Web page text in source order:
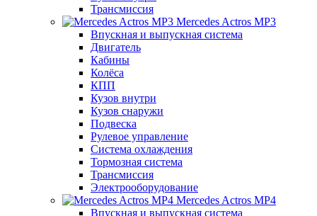
Трансмиссия
Mercedes Actros MP3
Впускная и выпускная система
Двигатель
Кабины
Колёса
КПП
Кузов внутри
Кузов снаружи
Подвеска
Рулевое управление
Система охлаждения
Тормозная система
Трансмиссия
Электрооборудование
Mercedes Actros MP4
Впускная и выпускная система